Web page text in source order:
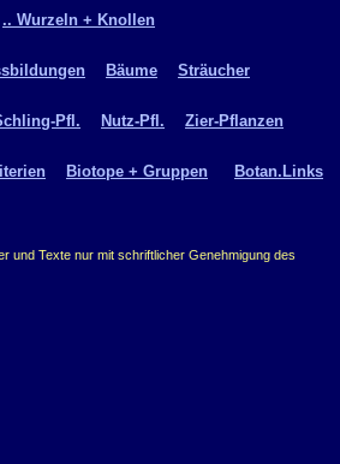
.. Wurzeln + Knollen
Bäume Sträucher
Pfl. Nutz-Pfl. Zier-Pflanzen
Biotope + Gruppen Botan.Links
und Texte nur mit schriftlicher Genehmigung des